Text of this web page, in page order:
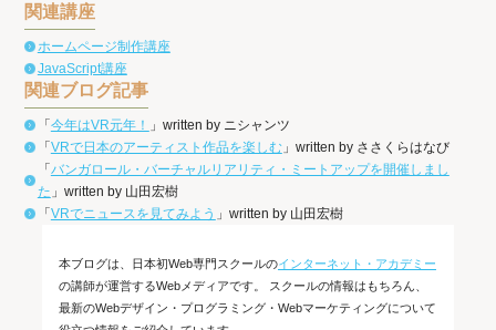
関連講座
ホームページ制作講座
JavaScript講座
関連ブログ記事
「今年はVR元年！
」written by ニシャンツ
「VRで日本のアーティスト作品を楽しむ」written by ささくらはなび
「バンガロール・バーチャルリアリティ・ミートアップを開催しまし
た 」written by 山田宏樹
「VRでニュースを見てみよう 」written by 山田宏樹
本ブログは、日本初Web専門スクールのインターネット・アカデミー
の講師が運営するWebメディアです。 スクールの情報はもちろん、
最新のWebデザイン・プログラミング・Webマーケティングについて